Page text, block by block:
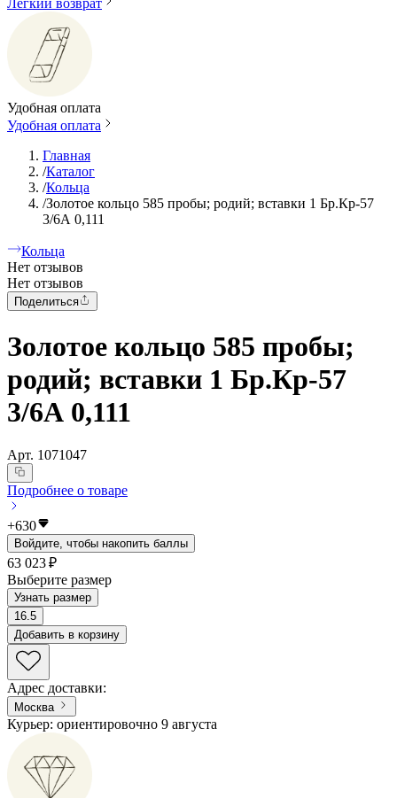
Легкий возврат
Удобная оплата
Удобная оплата
Главная
/Каталог
/Кольца
/Золотое кольцо 585 пробы; родий; вставки 1 Бр.Кр-57
3/6А 0,111
Кольца
Нет отзывов
Нет отзывов
Поделиться
Золотое кольцо 585 пробы;
родий; вставки 1 Бр.Кр-57
3/6А 0,111
Арт. 1071047
Подробнее о товаре
+630
Войдите, чтобы накопить баллы
63 023 ₽
Выберите размер
Узнать размер
16.5
Добавить в корзину
Адрес доставки:
Москва
Курьер: ориентировочно 9 августа